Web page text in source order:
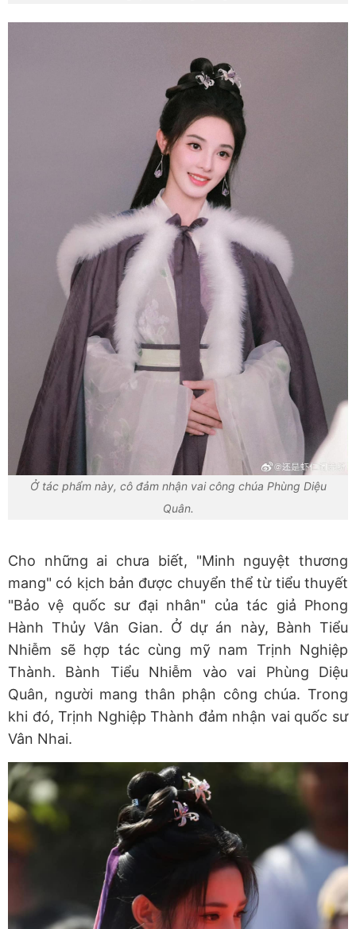
Ở tác phẩm này, cô đảm nhận vai công chúa Phùng Diệu
Quân.
Cho những ai chưa biết, "Minh nguyệt thương
mang" có kịch bản được chuyển thể từ tiểu thuyết
"Bảo vệ quốc sư đại nhân" của tác giả Phong
Hành Thủy Vân Gian. Ở dự án này, Bành Tiểu
Nhiễm sẽ hợp tác cùng mỹ nam Trịnh Nghiệp
Thành. Bành Tiểu Nhiễm vào vai Phùng Diệu
Quân, người mang thân phận công chúa. Trong
khi đó, Trịnh Nghiệp Thành đảm nhận vai quốc sư
Vân Nhai.